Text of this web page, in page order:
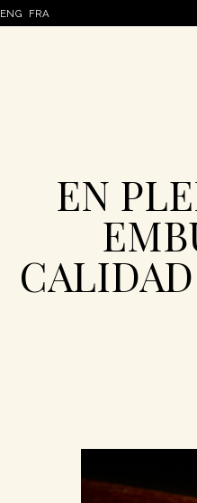
ENG FRA
EN